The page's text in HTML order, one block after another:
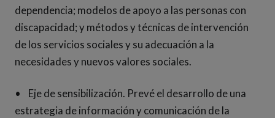
dependencia; modelos de apoyo a las personas con
discapacidad; y métodos y técnicas de intervención
de los servicios sociales y su adecuación a la
necesidades y nuevos valores sociales.
• Eje de sensibilización. Prevé el desarrollo de una
estrategia de información y comunicación de la